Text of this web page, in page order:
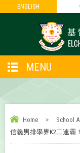
ENGLISH
ENGLISH
MENU
Home > School
信義男排學界K2二連霸